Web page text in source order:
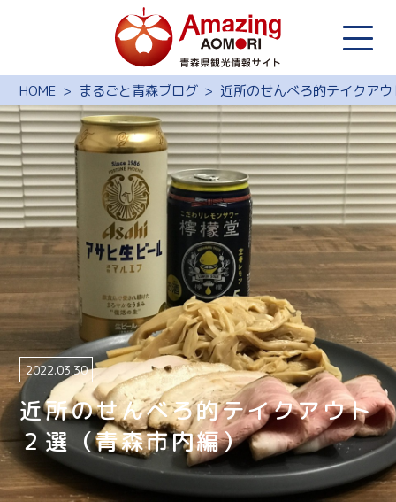
HOME まるごと青森ブログ 近所のせんべろ的テイクア
近所のせんべろ的テイクアウト
２選（青森市内編）
2022.03.30